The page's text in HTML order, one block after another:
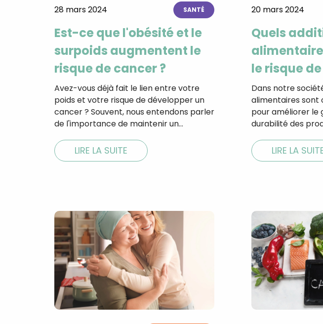
28 mars 2024 SANTÉ
Est-ce que l'obésité et le
surpoids augmentent le
risque de cancer ?
Avez-vous déjà fait le lien entre votre
poids et votre risque de développer un
cancer ? Souvent, nous entendons parler
de l'importance de maintenir un…
LIRE LA SUITE
20 mars 2024
Quels
le risque
Dans notre
alimentaires sont
pour améliorer le
durabilité des
LIRE LA
!